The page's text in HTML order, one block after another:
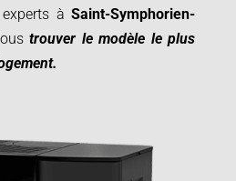
experts àSaint-Symphorien-
trouver le modèle le plus